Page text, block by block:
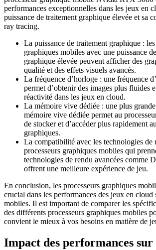
performances exceptionnelles dans les jeux en
puissance de traitement graphique élevée et sa
ray tracing.
La puissance de traitement graphique :
graphiques mobiles avec une puissance
graphique élevée peuvent afficher des
qualité et des effets visuels avancés.
La fréquence d’horloge : une fréquence
permet d’obtenir des images plus fluides
réactivité dans les jeux en cloud.
La mémoire vive dédiée : une plus
mémoire vive dédiée permet au
de stocker et d’accéder plus rapidement
graphiques.
La compatibilité avec les technologies de
processeurs graphiques mobiles qui
technologies de rendu avancées comme
offrent une meilleure expérience de jeu.
En conclusion, les processeurs graphiques
crucial dans les performances des jeux en cloud
mobiles. Il est important de comparer les
des différents processeurs graphiques mobiles
convient le mieux à vos besoins en matière de
Impact des performances sur